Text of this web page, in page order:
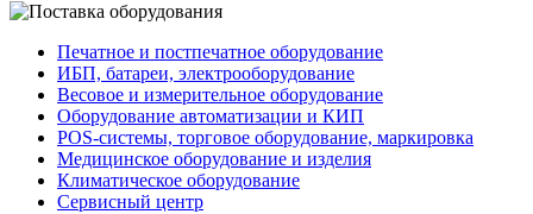
Печатное и постпечатное оборудование
ИБП, батареи, электрооборудование
Весовое и измерительное оборудование
Оборудование автоматизации и КИП
POS-системы, торговое оборудование, маркировка
Медицинское оборудование и изделия
Климатическое оборудование
Сервисный центр